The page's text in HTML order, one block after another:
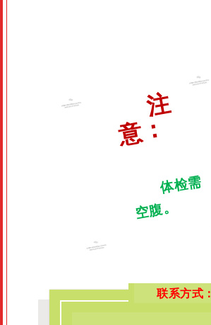
注
意
：
体
检
需
空
腹
。
联系方式：